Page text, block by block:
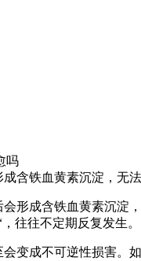
吗
含铁血黄素沉淀，无
成含铁血黄素沉淀
往往不定期反复发生。
成不可逆性损害。